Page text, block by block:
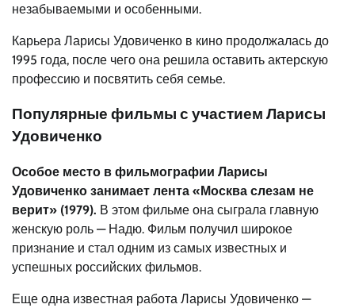
незабываемыми и особенными.
Карьера Ларисы Удовиченко в кино продолжалась до
1995 года, после чего она решила оставить актерскую
профессию и посвятить себя семье.
Популярные фильмы с участием Ларисы
Удовиченко
Особое место в фильмографии Ларисы
Удовиченко занимает лента «Москва слезам не
верит» (1979). В этом фильме она сыграла главную
женскую роль — Надю. Фильм получил широкое
признание и стал одним из самых известных и
успешных российских фильмов.
Еще одна известная работа Ларисы Удовиченко —